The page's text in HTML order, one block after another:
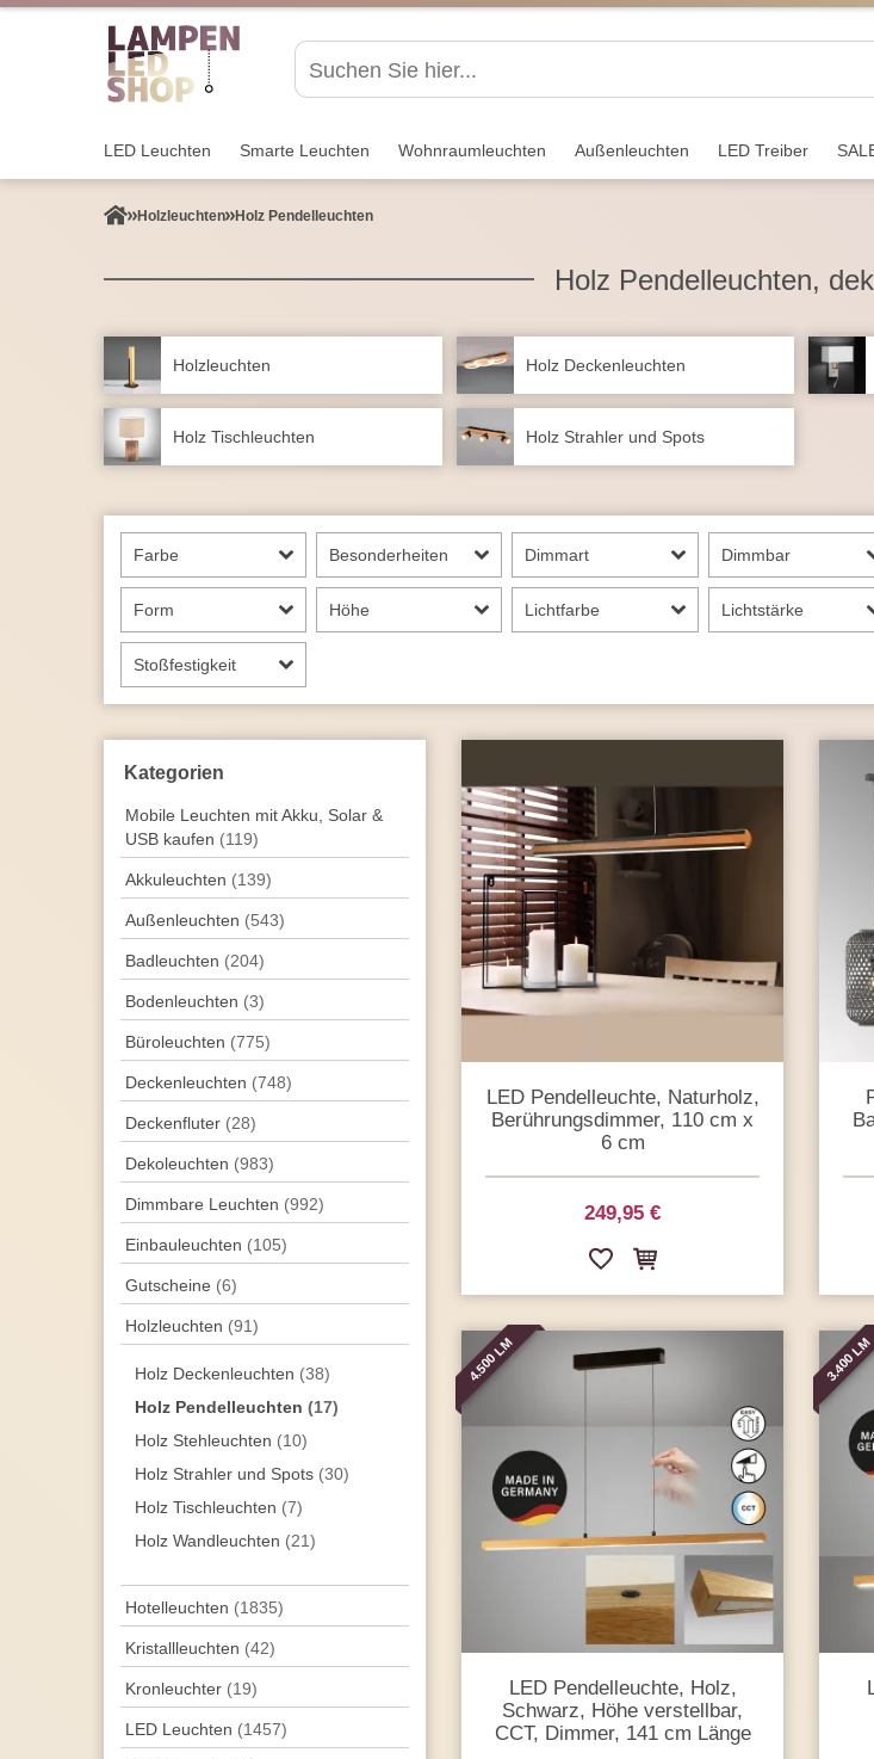
LED Leuchten Smarte Leuchten Wohnraum­leuchten Außen­leuchten LED Treiber
Holzleuchten Holz Pendelleuchten
Holz Pendelleuchten,
Holzleuchten Holz Deckenleuchten
Holz Tischleuchten Holz Strahler und Spots
Farbe Besonderheiten Dimmart Dimmbar
Form Höhe Lichtfarbe Lichtstärke
Stoßfestigkeit
Kategorien
Mobile Leuchten mit Akku, Solar &
USB kaufen (119)
Akkuleuchten (139)
Außen­leuchten (543)
Badleuchten (204)
Bodenleuchten (3)
Büroleuchten (775)
Decken­leuchten (748)
Deckenfluter (28)
Dekoleuchten (983)
Dimmbare Leuchten (992)
Einbauleuchten (105)
Gutscheine (6)
Holzleuchten (91)
Holz Deckenleuchten (38)
Holz Pendelleuchten (17)
Holz Stehleuchten (10)
Holz Strahler und Spots (30)
Holz Tischleuchten (7)
Holz Wandleuchten (21)
Hotelleuchten (1835)
Kristallleuchten (42)
Kronleuchter (19)
LED Leuchten (1457)
LED Pendelleuchte, Naturholz,
Berührungs­dimmer, 110 cm x
6 cm
249,95 €
4.500 LM
LED Pendelleuchte, Holz,
Schwarz, Höhe verstellbar,
CCT, Dimmer, 141 cm Länge
3.400 LM